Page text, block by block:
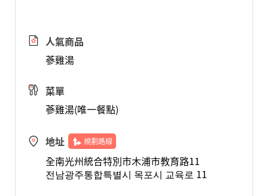
人氣商品
蔘雞湯
菜單
蔘雞湯(唯一餐點)
地址 規劃路線
全南光州統合特別市木浦市教育路11
전남광주통합특별시 목포시 교육로 11